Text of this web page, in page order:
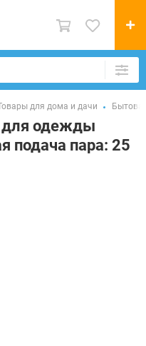
для дома и дачи
для одежды
подача пара: 25